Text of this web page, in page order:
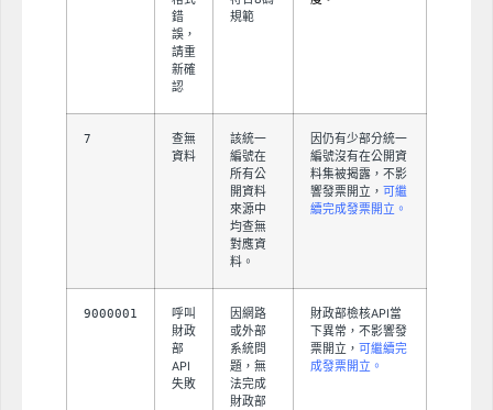
錯
誤，
請重
新確
認
規範
7
查無
資料
該統一
編號在
所有公
開資料
來源中
均查無
對應資
料。
因仍有少部分統一
編號沒有在公開資
料集被揭露，不影
響發票開立， 可繼
續完成發票開立。
9000001
呼叫
財政
部
API
失敗
因網路
或外部
系統問
題，無
法完成
財政部
財政部檢核API當
下異常，不影響發
票開立， 可繼續完
成發票開立。